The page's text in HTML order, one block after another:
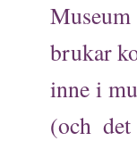
brukar
inne i
(och